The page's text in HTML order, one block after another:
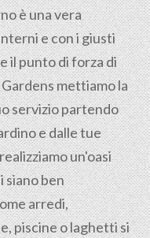
è una vera
e con i giusti
il punto di forza di
mettiamo la
servizio partendo
e dalle tue
un'oasi
siano ben
arredi,
piscine o laghetti si